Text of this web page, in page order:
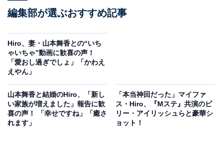
編集部が選ぶおすすめ記事
Hiro、妻・山本舞香との“いち
ゃいちゃ”動画に歓喜の声！
「愛おし過ぎでしょ」「かわえ
えやん」
山本舞香と結婚のHiro、「新し
い家族が増えました」報告に歓
喜の声！ 「幸せですね」「癒さ
れます」
「本当神回だった」マイファ
ス・Hiro、『Mステ』共演のビ
リー・アイリッシュらと豪華シ
ョット！